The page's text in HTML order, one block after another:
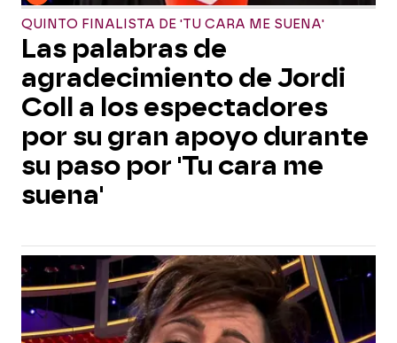
QUINTO FINALISTA DE 'TU CARA ME SUENA'
Las palabras de
agradecimiento de Jordi
Coll a los espectadores
por su gran apoyo durante
su paso por 'Tu cara me
suena'